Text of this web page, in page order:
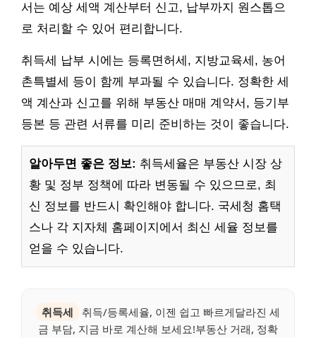
서는 예상 세액 계산부터 신고, 납부까지 원스톱으
로 처리할 수 있어 편리합니다.
취득세 납부 시에는 등록면허세, 지방교육세, 농어
촌특별세 등이 함께 부과될 수 있습니다. 정확한 세
액 계산과 신고를 위해 부동산 매매 계약서, 등기부
등본 등 관련 서류를 미리 준비하는 것이 좋습니다.
알아두면 좋은 정보: 취득세율은 부동산 시장 상
황 및 정부 정책에 따라 변동될 수 있으므로, 최
신 정보를 반드시 확인해야 합니다. 국세청 홈택
스나 각 지자체 홈페이지에서 최신 세율 정보를
얻을 수 있습니다.
취득세
취득/등록세율, 이젠 쉽고 빠르게달라진 세
금 부담, 지금 바로 계산해 보세요!부동산 거래, 정확